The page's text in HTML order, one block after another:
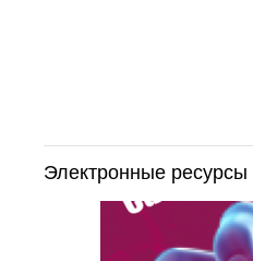
Электронные ресурсы